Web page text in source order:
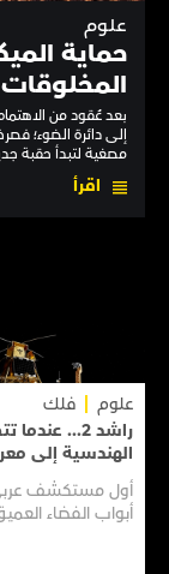
علوم
حماية
بعد عُقود من
إلى دائرة الضوء؛
مصغية لتبدأ حقبة
اقرأ
علوم
فلك
راشد 2...
الهندسية إلى
أول مستكشف
أبواب الفضاء